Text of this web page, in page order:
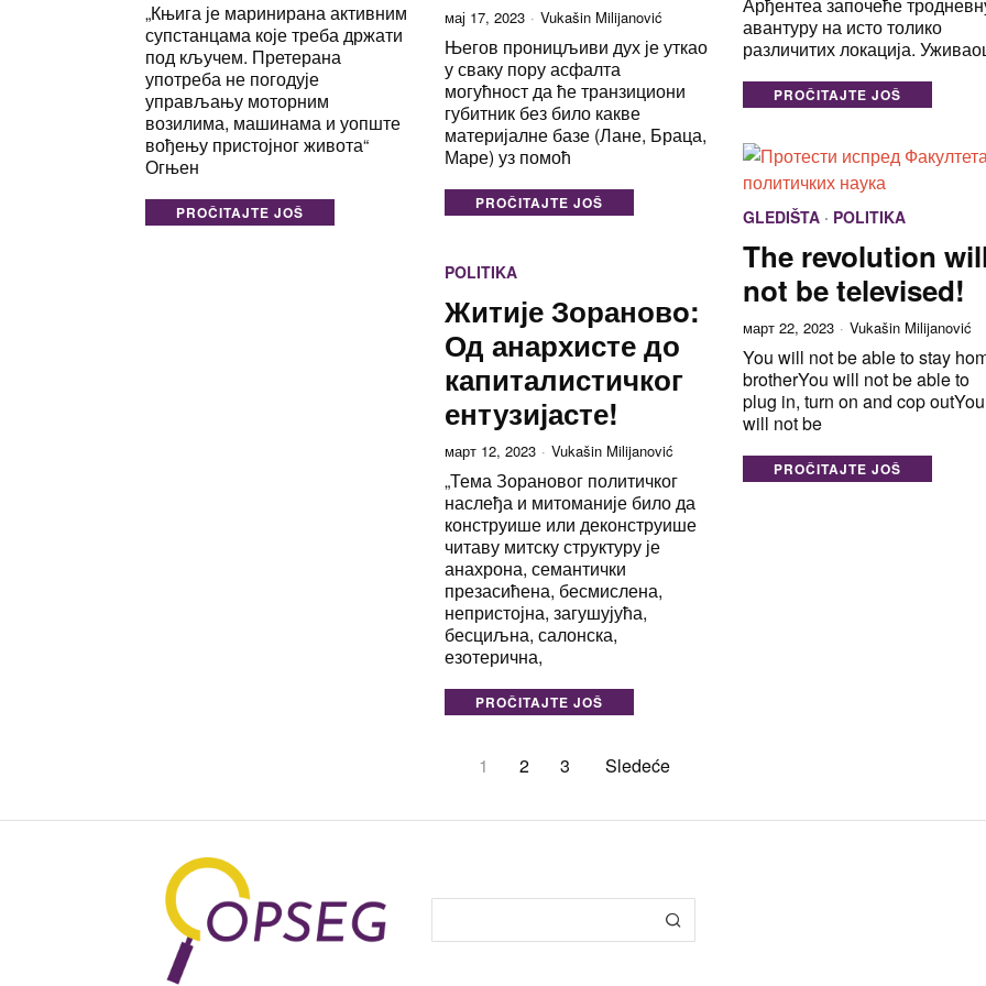
Арђентеа започеће
авантуру на исто толико
различитих локација.
PROČITAJTE JOŠ
„Књига је маринирана активним
супстанцама које треба држати
под кључем. Претерана
употреба не погодује
управљању моторним
возилима, машинама и уопште
вођењу пристојног живота“
Огњен
PROČITAJTE JOŠ
мај 17, 2023 Vukašin Milijanović
Његов проницљиви дух је уткао
у сваку пору асфалта
могућност да ће транзициони
губитник без било какве
материјалне базе (Лане, Браца,
Маре) уз помоћ
PROČITAJTE JOŠ
GLEDIŠTA · POLITIKA
The revolution
not be televised!
март 22, 2023 Vukašin Milijanović
You will not be able to stay
brotherYou will not be able to
plug in, turn on and cop outYou
will not be
PROČITAJTE JOŠ
POLITIKA
Житије Зорановo:
Од анархисте до
капиталистичког
ентузијасте!
март 12, 2023 Vukašin Milijanović
„Тема Зорановог политичког
наслеђа и митоманије било да
конструише или деконструише
читаву митску структуру је
анахрона, семантички
презасићена, бесмислена,
непристојна, загушујућа,
бесциљна, салонска,
езотерична,
PROČITAJTE JOŠ
1 2 3 Sledeće